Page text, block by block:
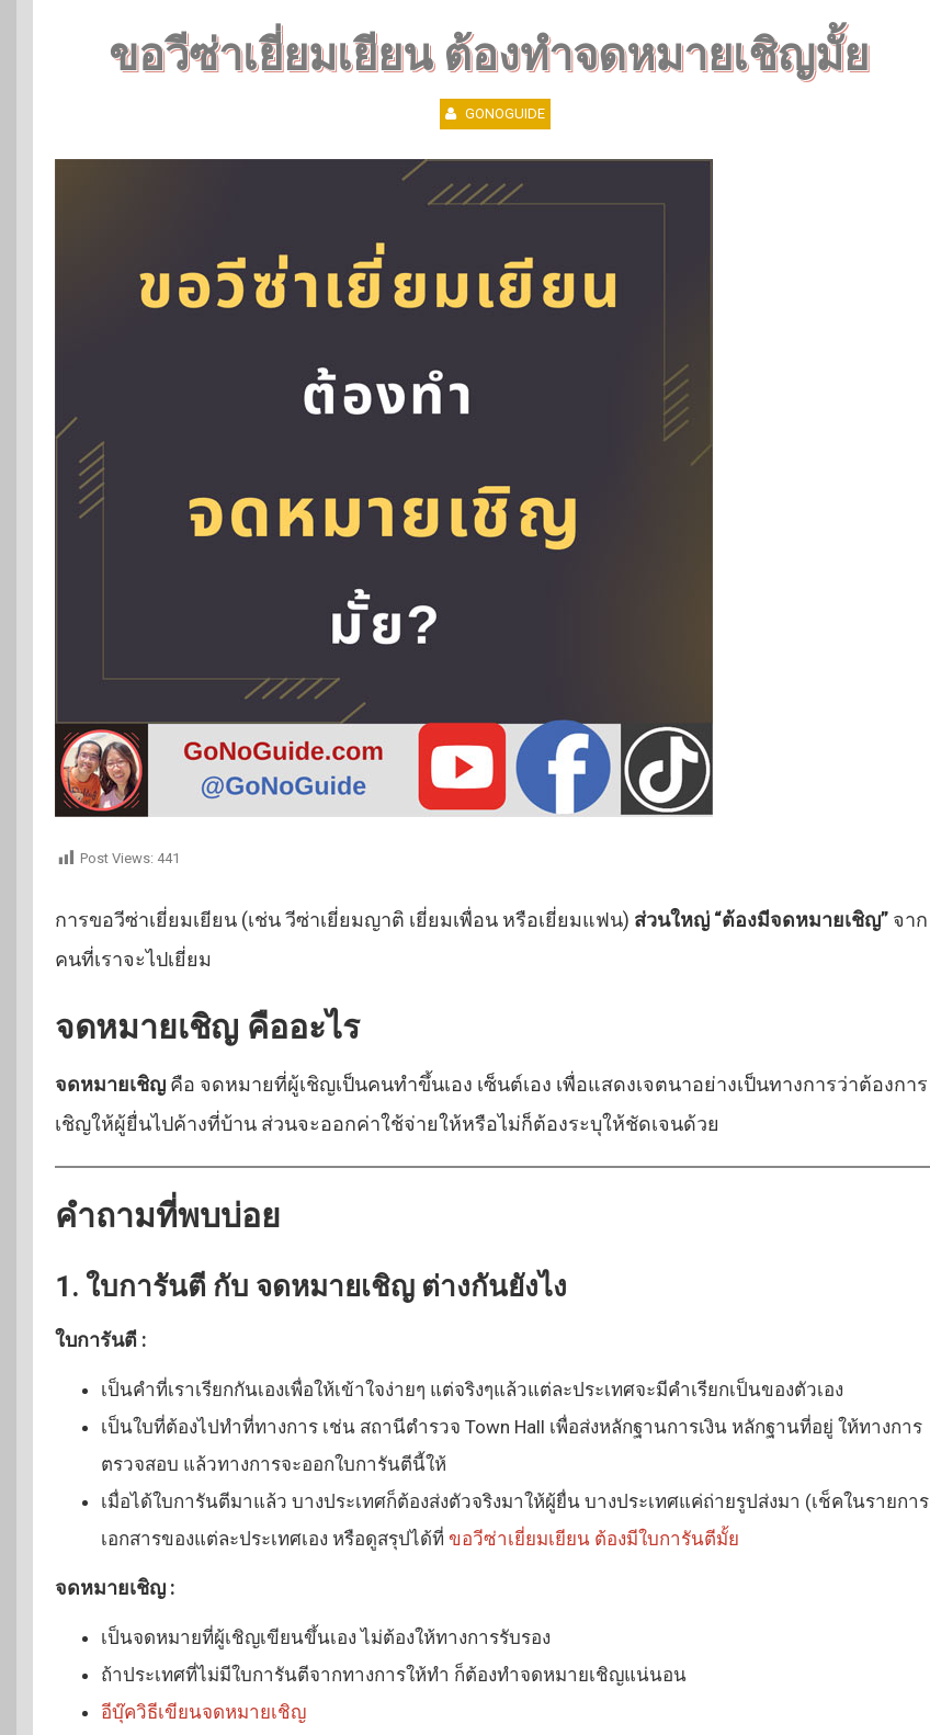
ขอวีซ่าเยี่ยมเยียน ต้องทำจดหมายเชิญมั้ย
GONOGUIDE
Post Views: 441
การขอวีซ่าเยี่ยมเยียน (เช่น วีซ่าเยี่ยมญาติ เยี่ยมเพื่อน หรือเยี่ยมแฟน) ส่วนใหญ่ “ต้องมีจดหมายเชิญ” จาก
คนที่เราจะไปเยี่ยม
จดหมายเชิญ คืออะไร
จดหมายเชิญ คือ จดหมายที่ผู้เชิญเป็นคนทำขึ้นเอง เซ็นต์เอง เพื่อแสดงเจตนาอย่างเป็นทางการว่าต้องการ
เชิญให้ผู้ยื่นไปค้างที่บ้าน ส่วนจะออกค่าใช้จ่ายให้หรือไม่ก็ต้องระบุให้ชัดเจนด้วย
คำถามที่พบบ่อย
1. ใบการันตี กับ จดหมายเชิญ ต่างกันยังไง
ใบการันตี :
เป็นคำที่เราเรียกกันเองเพื่อให้เข้าใจง่ายๆ แต่จริงๆแล้วแต่ละประเทศจะมีคำเรียกเป็นของตัวเอง
เป็นใบที่ต้องไปทำที่ทางการ เช่น สถานีตำรวจ Town Hall เพื่อส่งหลักฐานการเงิน หลักฐานที่อยู่ ให้ทางการ
ตรวจสอบ แล้วทางการจะออกใบการันตีนี้ให้
เมื่อได้ใบการันตีมาแล้ว บางประเทศก็ต้องส่งตัวจริงมาให้ผู้ยื่น บางประเทศแค่ถ่ายรูปส่งมา (เช็คในรายการ
เอกสารของแต่ละประเทศเอง หรือดูสรุปได้ที่ ขอวีซ่าเยี่ยมเยียน ต้องมีใบการันตีมั้ย
จดหมายเชิญ :
เป็นจดหมายที่ผู้เชิญเขียนขึ้นเอง ไม่ต้องให้ทางการรับรอง
ถ้าประเทศที่ไม่มีใบการันตีจากทางการให้ทำ ก็ต้องทำจดหมายเชิญแน่นอน
อีบุ๊ควิธีเขียนจดหมายเชิญ